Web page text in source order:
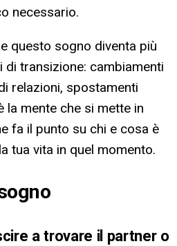
necessario.
questo sogno diventa più
transizione: cambiamenti
relazioni, spostamenti
la mente che si mette in
fa il punto su chi e cosa è
tua vita in quel momento.
a trovare il partner o